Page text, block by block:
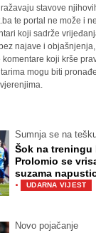
stavove
te portal ne može i
koji sadrže
najave i
koji krše
mogu biti
Sumnja se na
Šok na treningu
Prolomio se
suzama
· UDARNA VIJEST
Novo pojačanje